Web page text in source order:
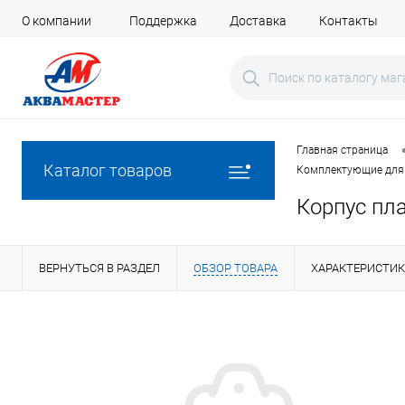
О компании Поддержка Доставка Контакты
Каталог товаров
Главная страница
Комплектующие для
Корпус
ВЕРНУТЬСЯ В РАЗДЕЛ ОБЗОР ТОВАРА